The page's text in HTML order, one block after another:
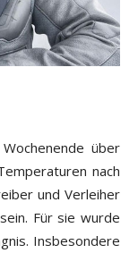
über
nach
und Verleiher
Für sie wurde
Insbesondere